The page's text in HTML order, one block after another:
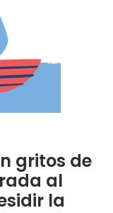
gritos de
al
la